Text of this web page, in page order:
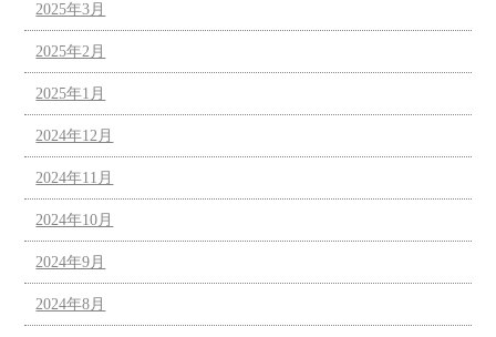
2025年3月
2025年2月
2025年1月
2024年12月
2024年11月
2024年10月
2024年9月
2024年8月